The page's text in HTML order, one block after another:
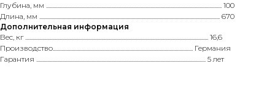
Глубина, мм ............................................................................................................................................... 100
Длина, мм ................................................................................................................................................... 670
Дополнительная информация
Вес, кг ..................................................................................................................................................... 16,6
Производство.................................................................................................................. Германия
Гарантия .......................................................................................................................................... 5 лет